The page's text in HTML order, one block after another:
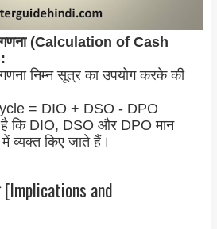
(Calculation of Cash
निम्न सूत्र का उपयोग करके की
= DIO + DSO - DPO
है कि DIO, DSO और DPO मान
व्यक्त किए जाते हैं।
[Implications and